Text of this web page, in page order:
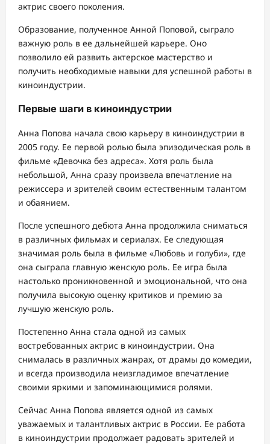
актрис своего поколения.
Образование, полученное Анной Поповой, сыграло
важную роль в ее дальнейшей карьере. Оно
позволило ей развить актерское мастерство и
получить необходимые навыки для успешной работы в
киноиндустрии.
Первые шаги в киноиндустрии
Анна Попова начала свою карьеру в киноиндустрии в
2005 году. Ее первой ролью была эпизодическая роль в
фильме «Девочка без адреса». Хотя роль была
небольшой, Анна сразу произвела впечатление на
режиссера и зрителей своим естественным талантом
и обаянием.
После успешного дебюта Анна продолжила сниматься
в различных фильмах и сериалах. Ее следующая
значимая роль была в фильме «Любовь и голуби», где
она сыграла главную женскую роль. Ее игра была
настолько проникновенной и эмоциональной, что она
получила высокую оценку критиков и премию за
лучшую женскую роль.
Постепенно Анна стала одной из самых
востребованных актрис в киноиндустрии. Она
снималась в различных жанрах, от драмы до комедии,
и всегда производила неизгладимое впечатление
своими яркими и запоминающимися ролями.
Сейчас Анна Попова является одной из самых
уважаемых и талантливых актрис в России. Ее работа
в киноиндустрии продолжает радовать зрителей и